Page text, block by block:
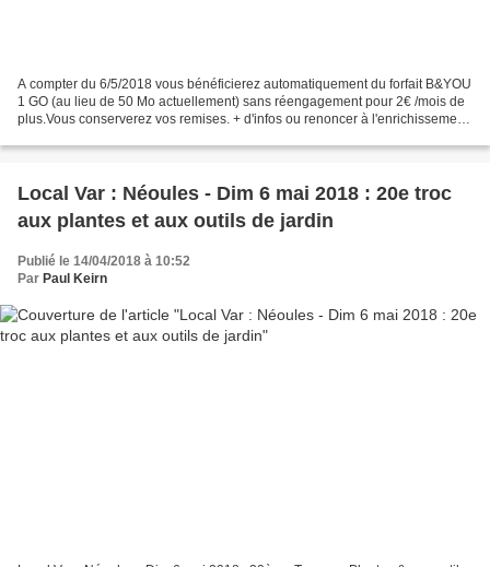
A compter du 6/5/2018 vous bénéficierez automatiquement du forfait B&YOU
1 GO (au lieu de 50 Mo actuellement) sans réengagement pour 2€ /mois de
plus.Vous conserverez vos remises. + d'infos ou renoncer à l'enrichissement
Local Var : Néoules - Dim 6 mai 2018 : 20e troc
aux plantes et aux outils de jardin
Publié le 14/04/2018 à 10:52
Par Paul Keirn